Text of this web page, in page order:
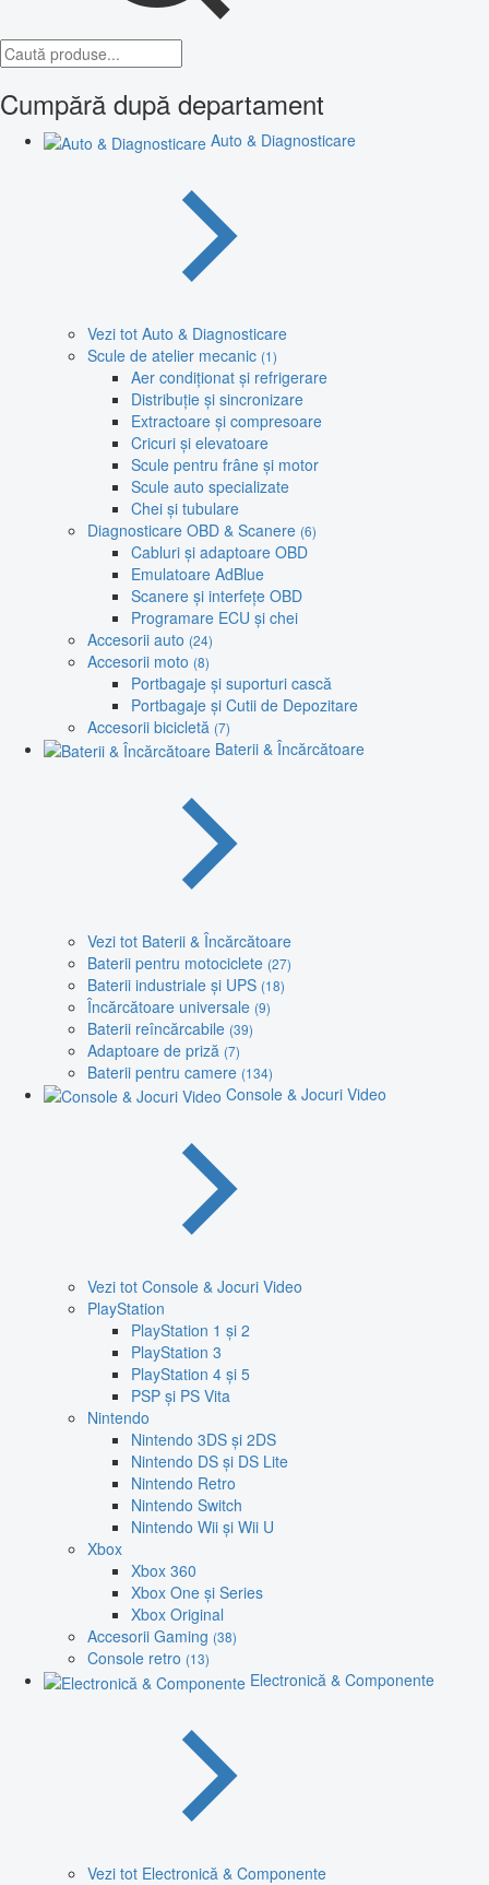
Cumpără după departament
Auto & Diagnosticare
Vezi tot Auto & Diagnosticare
Scule de atelier mecanic (1)
Aer condiționat și refrigerare
Distribuție și sincronizare
Extractoare și compresoare
Cricuri și elevatoare
Scule pentru frâne și motor
Scule auto specializate
Chei și tubulare
Diagnosticare OBD & Scanere (6)
Cabluri și adaptoare OBD
Emulatoare AdBlue
Scanere și interfețe OBD
Programare ECU și chei
Accesorii auto (24)
Accesorii moto (8)
Portbagaje și suporturi cască
Portbagaje și Cutii de Depozitare
Accesorii bicicletă (7)
Baterii & Încărcătoare
Vezi tot Baterii & Încărcătoare
Baterii pentru motociclete (27)
Baterii industriale și UPS (18)
Încărcătoare universale (9)
Baterii reîncărcabile (39)
Adaptoare de priză (7)
Baterii pentru camere (134)
Console & Jocuri Video
Vezi tot Console & Jocuri Video
PlayStation
PlayStation 1 și 2
PlayStation 3
PlayStation 4 și 5
PSP și PS Vita
Nintendo
Nintendo 3DS și 2DS
Nintendo DS și DS Lite
Nintendo Retro
Nintendo Switch
Nintendo Wii și Wii U
Xbox
Xbox 360
Xbox One și Series
Xbox Original
Accesorii Gaming (38)
Console retro (13)
Electronică & Componente
Vezi tot Electronică & Componente